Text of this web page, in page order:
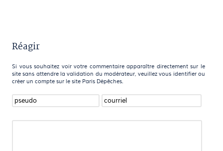
Réagir
Si vous souhaitez voir votre commentaire apparaître directement sur le
site sans attendre la validation du modérateur, veuillez vous identifier ou
créer un compte sur le site Paris Dépêches.